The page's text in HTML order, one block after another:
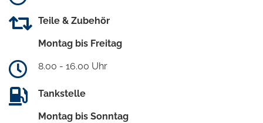
Teile & Zubehör
Montag bis Freitag
8.00 - 16.00 Uhr
Tankstelle
Montag bis Sonntag